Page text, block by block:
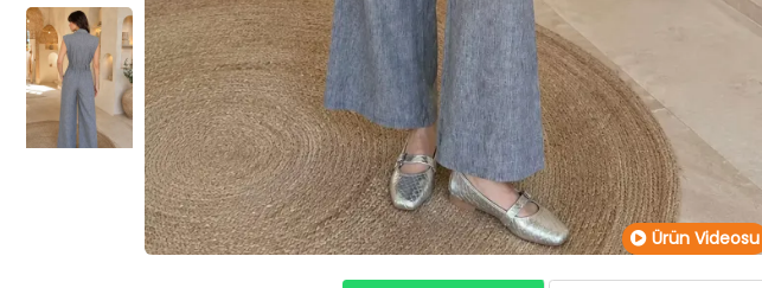
Ürün Videosu